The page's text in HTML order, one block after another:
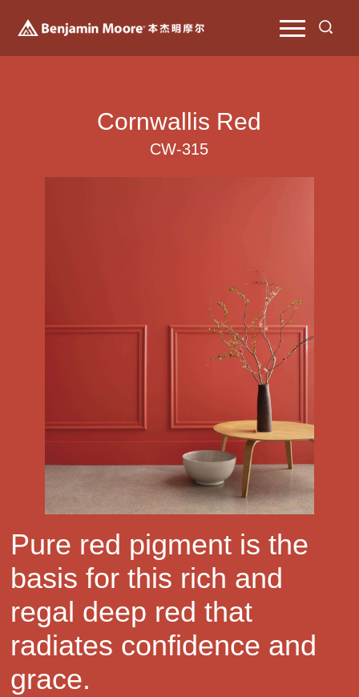
Cornwallis Red
CW-315
Pure red pigment is the
basis for this rich and
regal deep red that
radiates confidence and
grace.